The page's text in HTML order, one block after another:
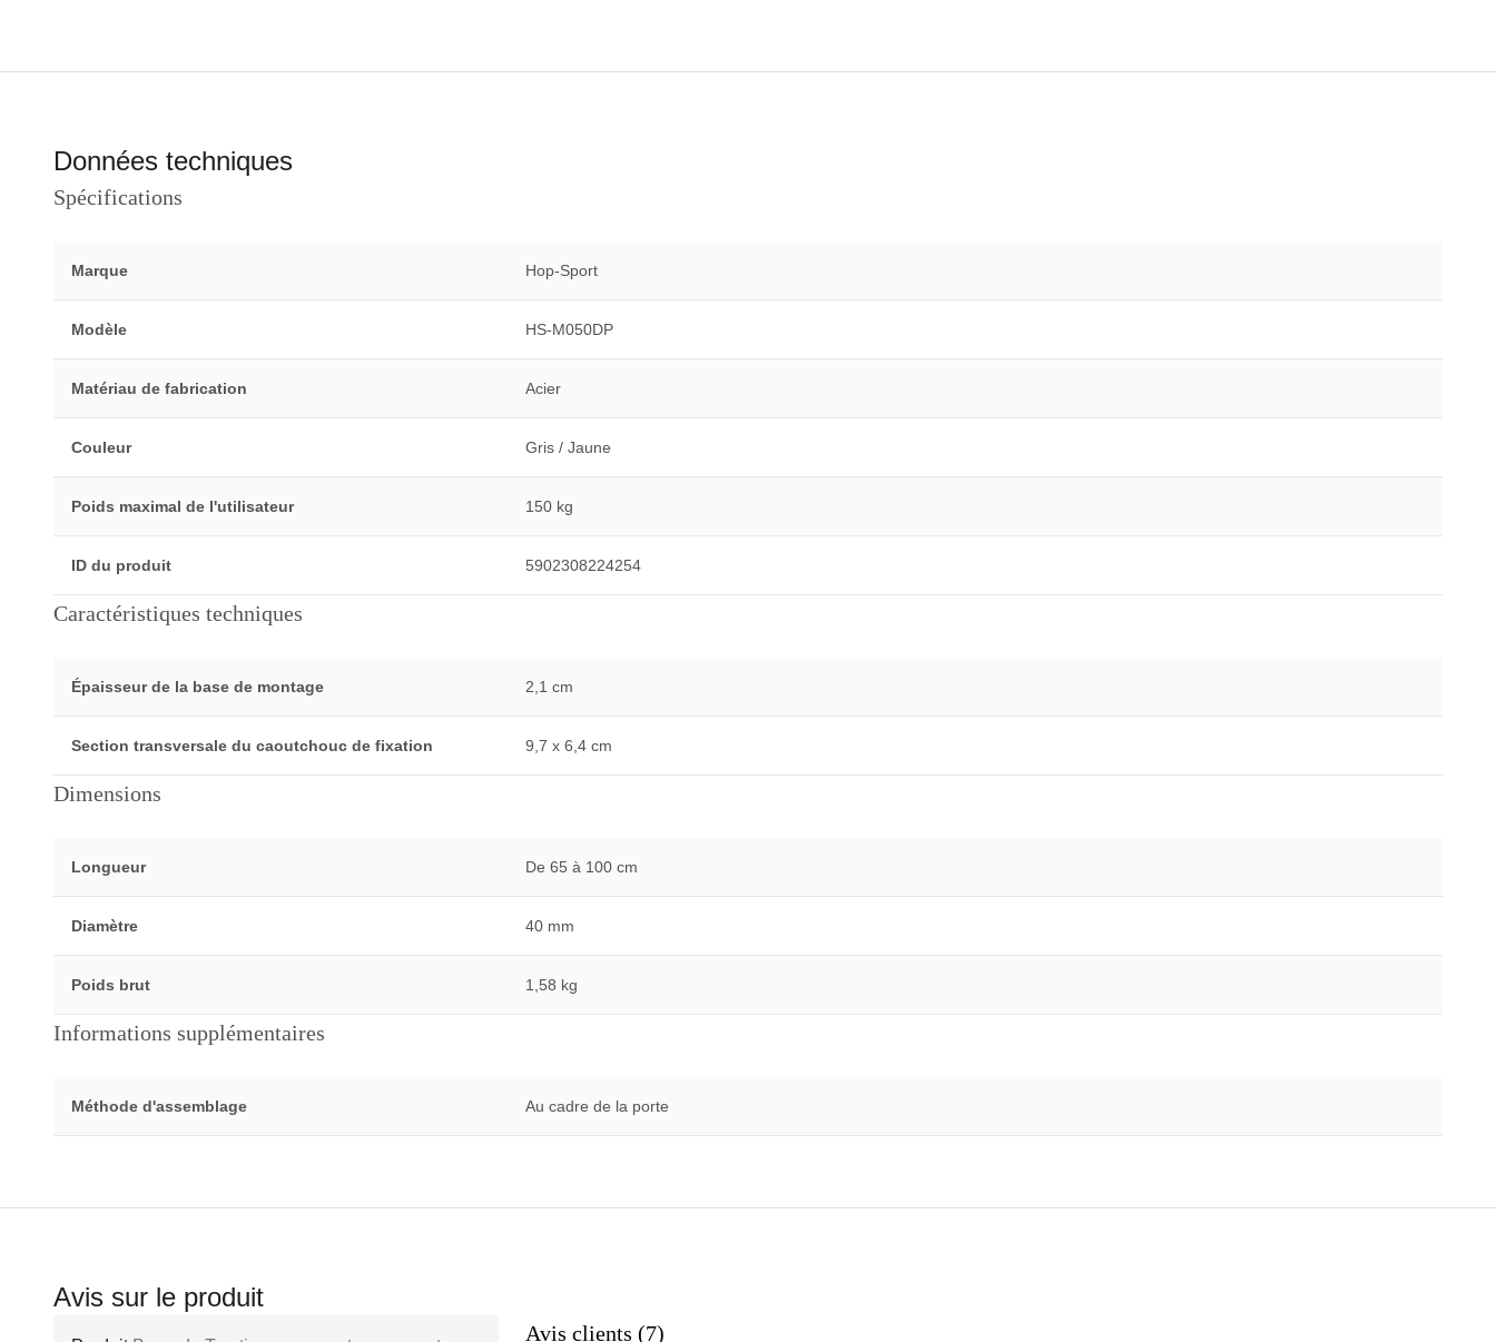
Données techniques
Spécifications
Marque Hop-Sport
Modèle HS-M050DP
Matériau de fabrication Acier
Couleur Gris / Jaune
Poids maximal de l'utilisateur 150 kg
ID du produit 5902308224254
Caractéristiques techniques
Épaisseur de la base de montage 2,1 cm
Section transversale du caoutchouc de fixation 9,7 x 6,4 cm
Dimensions
Longueur De 65 à 100 cm
Diamètre 40 mm
Poids brut 1,58 kg
Informations supplémentaires
Méthode d'assemblage Au cadre de la porte
Avis sur le produit
Avis clients (7)